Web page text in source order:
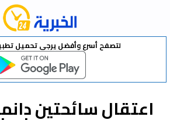
Skip
لتصفح أسرع وأفضل يرجى تحميل تطبيق
اعتقال سائحتين